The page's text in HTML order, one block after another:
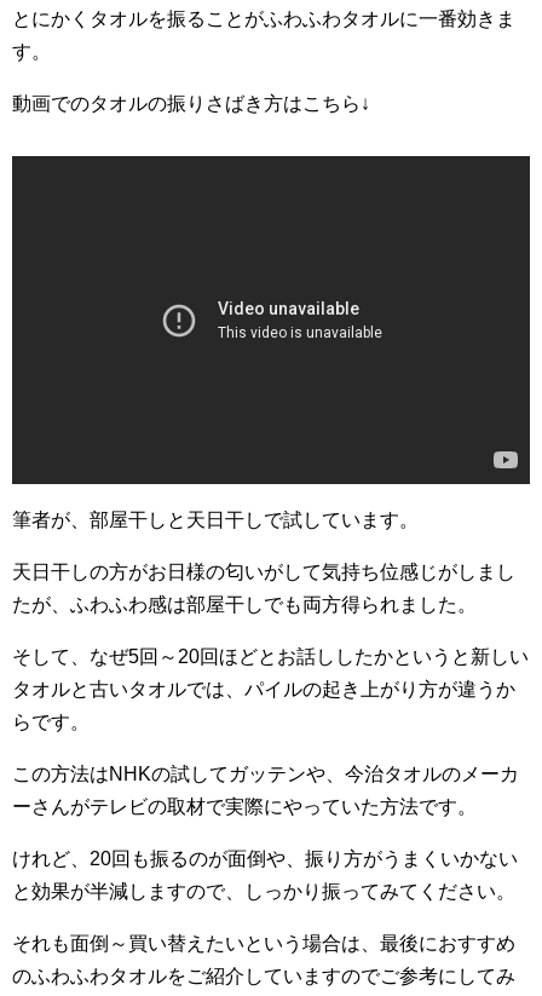
とにかくタオルを振ることがふわふわタオルに一番効きま
す。
動画でのタオルの振りさばき方はこちら↓
筆者が、部屋干しと天日干しで試しています。
天日干しの方がお日様の匂いがして気持ち位感じがしまし
たが、ふわふわ感は部屋干しでも両方得られました。
そして、なぜ5回～20回ほどとお話ししたかというと新しい
タオルと古いタオルでは、パイルの起き上がり方が違うか
らです。
この方法はNHKの試してガッテンや、今治タオルのメーカ
ーさんがテレビの取材で実際にやっていた方法です。
けれど、20回も振るのが面倒や、振り方がうまくいかない
と効果が半減しますので、しっかり振ってみてください。
それも面倒～買い替えたいという場合は、最後におすすめ
のふわふわタオルをご紹介していますのでご参考にしてみ